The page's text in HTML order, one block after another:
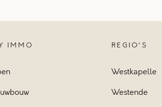
IMMO REGIO'S
Westkapelle
Westende